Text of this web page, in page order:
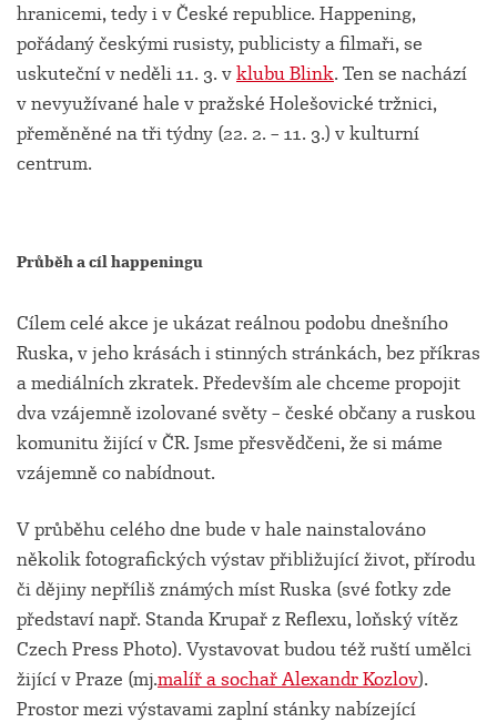
hranicemi, tedy i v České republice. Happening,
pořádaný českými rusisty, publicisty a filmaři, se
uskuteční v neděli 11. 3. vklubu Blink. Ten se nachází
v nevyužívané hale v pražské Holešovické tržnici,
přeměněné na tři týdny (22. 2. – 11. 3.) v kulturní
centrum.
Průběh a cíl happeningu
Cílem celé akce je ukázat reálnou podobu dnešního
Ruska, v jeho krásách i stinných stránkách, bez příkras
a mediálních zkratek. Především ale chceme propojit
dva vzájemně izolované světy – české občany a ruskou
komunitu žijící v ČR. Jsme přesvědčeni, že si máme
vzájemně co nabídnout.
V průběhu celého dne bude v hale nainstalováno
několik fotografických výstav přibližující život, přírodu
či dějiny nepříliš známých míst Ruska (své fotky zde
představí např. Standa Krupař z Reflexu, loňský vítěz
Czech Press Photo). Vystavovat budou též ruští umělci
žijící v Praze (mj.malíř a sochař Alexandr Kozlov).
Prostor mezi výstavami zaplní stánky nabízející